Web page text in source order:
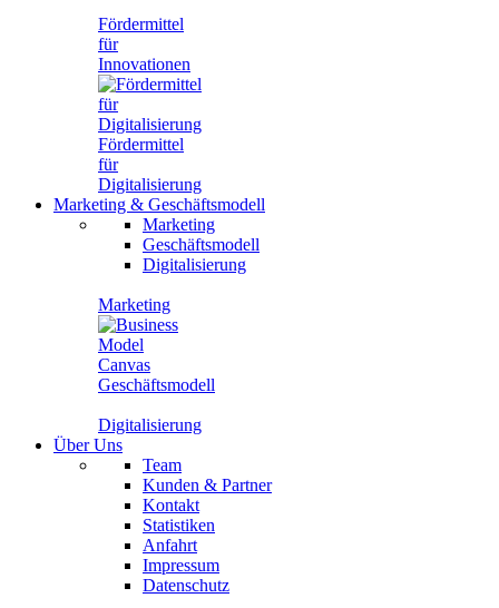
Fördermittel
für
Innovationen
Fördermittel
für
Digitalisierung
Marketing & Geschäftsmodell
Marketing
Geschäftsmodell
Digitalisierung
Marketing
Geschäftsmodell
Digitalisierung
Über Uns
Team
Kunden & Partner
Kontakt
Statistiken
Anfahrt
Impressum
Datenschutz